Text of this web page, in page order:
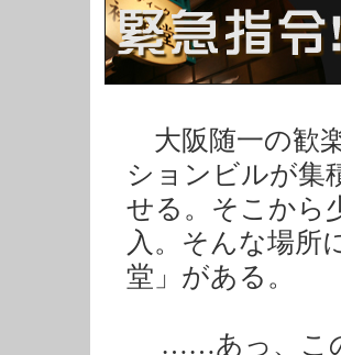
大阪随一の歓
ションビルが集
せる。そこから
入。そんな場所
堂」がある。
……あっ、こ